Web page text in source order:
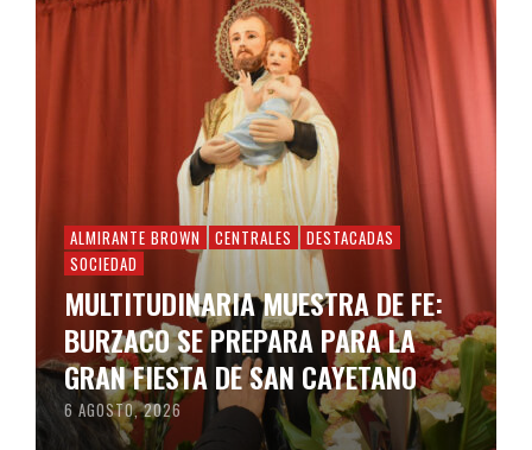
ALMIRANTE BROWN CENTRALES
DESTACADAS
SOCIEDAD
MULTITUDINARIA MUESTRA DE FE:
BURZACO SE PREPARA PARA LA
GRAN FIESTA DE SAN CAYETANO
6 AGOSTO, 2026